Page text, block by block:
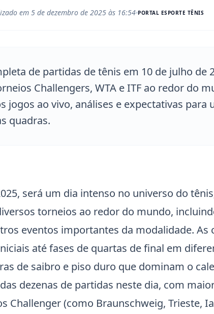
em 5 de dezembro de 2025 às 16:54 PORTAL ESPORTE TÊNIS
de partidas de tênis em 10 de julho de
Challengers, WTA e ITF ao redor do
jogos ao vivo, análises e expectativas para
quadras.
será um dia intenso no universo do
torneios ao redor do mundo,
eventos importantes da modalidade. As
até fases de quartas de final em
de saibro e piso duro que dominam o
dezenas de partidas neste dia, com
Challenger (como Braunschweig, Trieste,